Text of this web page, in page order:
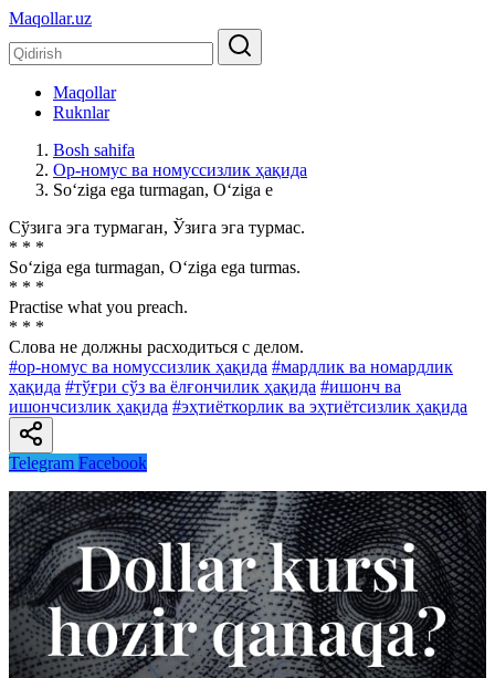
Maqollar.uz
Maqollar
Ruknlar
Bosh sahifa
Ор-номус ва номуссизлик ҳақида
So‘ziga ega turmagan, O‘ziga e
Сўзига эга турмаган, Ўзига эга турмас.
* * *
So‘ziga ega turmagan, O‘ziga ega turmas.
* * *
Practise what you preach.
* * *
Слова не должны расходиться с делом.
#ор-номус ва номуссизлик ҳақида #мардлик ва номардлик
ҳақида #тўғри сўз ва ёлғончилик ҳақида #ишонч ва
ишончсизлик ҳақида #эҳтиёткорлик ва эҳтиётсизлик ҳақида
Telegram Facebook